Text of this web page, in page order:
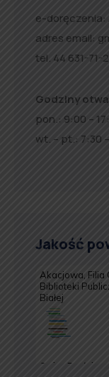
e-doręczenia:
adres email:
tel. 44 631-
Godziny
pon.: 9:00 –
wt. – pt.: 7:30
Jakość